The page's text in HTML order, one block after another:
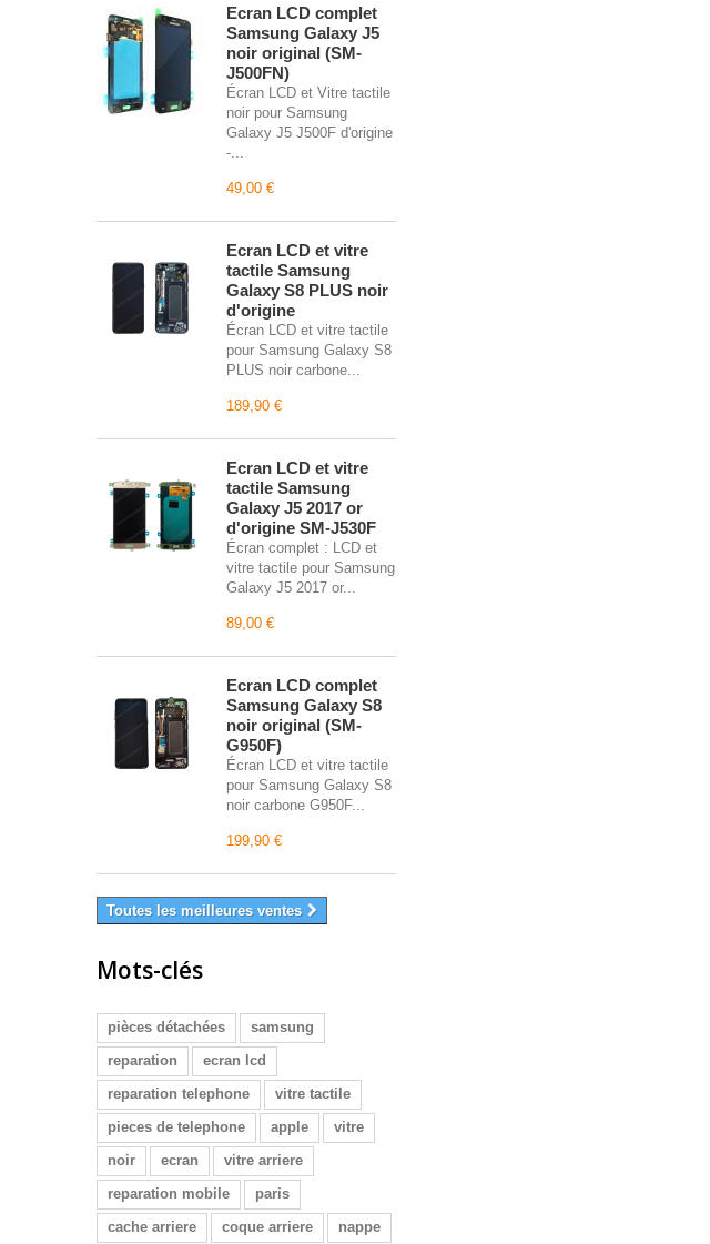
Écran LCD complet
Samsung Galaxy J5
noir original (SM-
J500FN)
Écran LCD et Vitre tactile
noir pour Samsung
Galaxy J5 J500F d'origine
-...
49,00 €
Écran LCD et vitre
tactile Samsung
Galaxy S8 PLUS noir
d'origine
Écran LCD et vitre tactile
pour Samsung Galaxy S8
PLUS noir carbone...
189,90 €
Écran LCD et vitre
tactile Samsung
Galaxy J5 2017 or
d'origine SM-J530F
Écran complet : LCD et
vitre tactile pour Samsung
Galaxy J5 2017 or...
89,00 €
Écran LCD complet
Samsung Galaxy S8
noir original (SM-
G950F)
Écran LCD et vitre tactile
pour Samsung Galaxy S8
noir carbone G950F...
199,90 €
Toutes les meilleures ventes
Mots-clés
pièces détachées
samsung
reparation
ecran lcd
reparation telephone
vitre tactile
pieces de telephone
apple
vitre
noir
ecran
vitre arriere
reparation mobile
paris
cache arriere
coque arriere nappe